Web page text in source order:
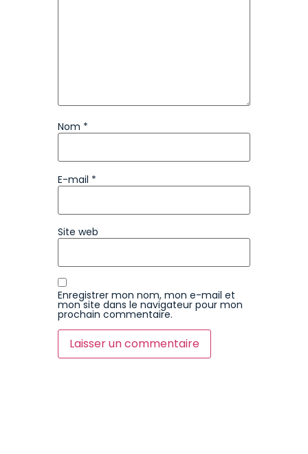
Nom *
E-mail *
Site web
Enregistrer mon nom, mon e-mail et
mon site dans le navigateur pour mon
prochain commentaire.